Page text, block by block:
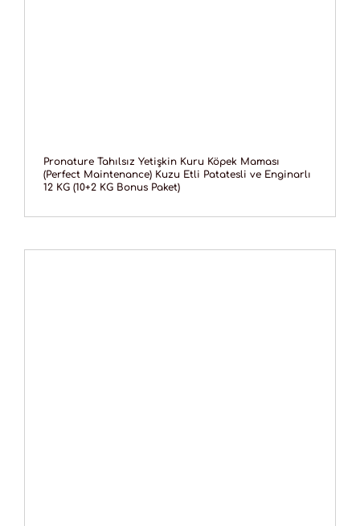
Pronature Tahılsız Yetişkin Kuru Köpek Maması
(Perfect Maintenance) Kuzu Etli Patatesli ve Enginarlı
12 KG (10+2 KG Bonus Paket)